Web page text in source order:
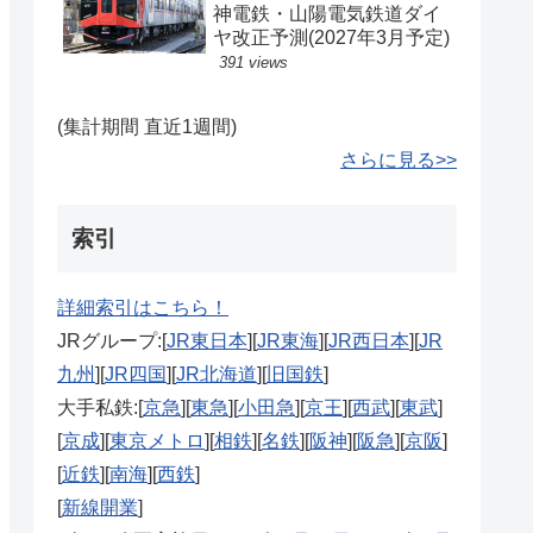
神電鉄・山陽電気鉄道ダイ
ヤ改正予測(2027年3月予定)
391 views
(集計期間 直近1週間)
さらに見る>>
索引
詳細索引はこちら！
JRグループ:[JR東日本][JR東海][JR西日本][JR
九州][JR四国][JR北海道][旧国鉄]
大手私鉄:[京急][東急][小田急][京王][西武][東武]
[京成][東京メトロ][相鉄][名鉄][阪神][阪急][京阪]
[近鉄][南海][西鉄]
[新線開業]